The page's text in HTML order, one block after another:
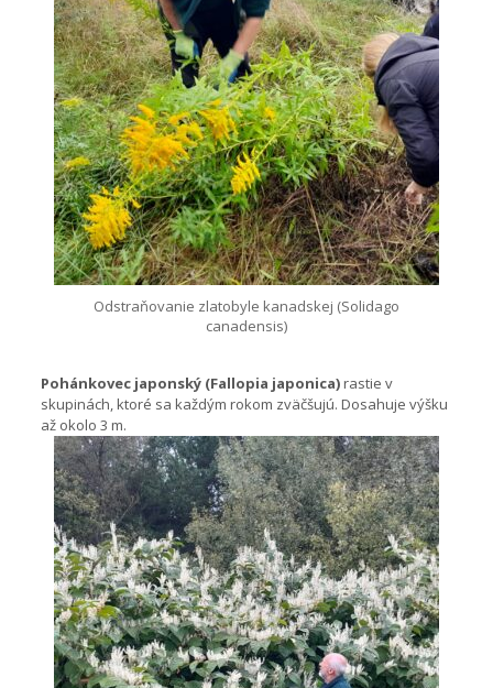
Odstraňovanie zlatobyle kanadskej (Solidago
canadensis)
Pohánkovec japonský (Fallopia japonica)rastie v
skupinách, ktoré sa každým rokom zväčšujú. Dosahuje výšku
až okolo 3 m.